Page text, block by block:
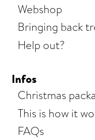
Webshop
Bringing back
Help out?
Infos
Christmas
This is how it
FAQs